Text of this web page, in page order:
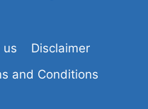
us
Disclaimer
and Conditions